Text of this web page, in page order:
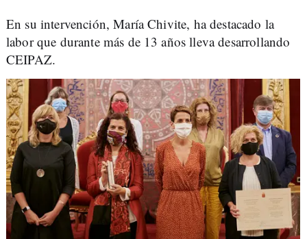
En su intervención, María Chivite, ha destacado la
labor que durante más de 13 años lleva desarrollando
CEIPAZ.